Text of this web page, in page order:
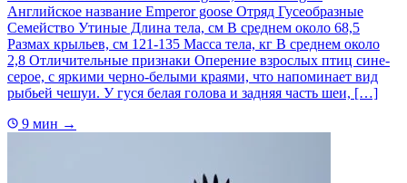
Английское название Emperor goose Отряд Гусеобразные
Семейство Утиные Длина тела, см В среднем около 68,5
Размах крыльев, см 121-135 Масса тела, кг В среднем около
2,8 Отличительные признаки Оперение взрослых птиц сине-
серое, с яркими черно-белыми краями, что напоминает вид
рыбьей чешуи. У гуся белая голова и задняя часть шеи, […]
9 мин →